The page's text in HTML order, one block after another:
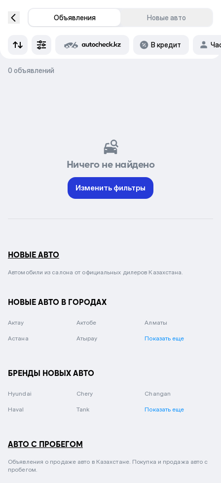
Объявления Новые авто
В кредит
0 объявлений
Ничего не найдено
Изменить фильтры
НОВЫЕ АВТО
Автомобили из салона от официальных дилеров Казахстана.
НОВЫЕ АВТО В ГОРОДАХ
Актау Актобе Алматы
Астана Атырау Показать еще
БРЕНДЫ НОВЫХ АВТО
Hyundai Chery Changan
Haval Tank Показать еще
АВТО С ПРОБЕГОМ
Объявления о продаже авто в Казахстане. Покупка и продажа авто с
пробегом.